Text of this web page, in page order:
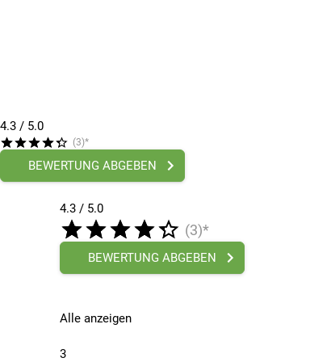
4.3 / 5.0
(3)*
BEWERTUNG ABGEBEN
4.3 / 5.0
(3)*
BEWERTUNG ABGEBEN
Alle anzeigen
3